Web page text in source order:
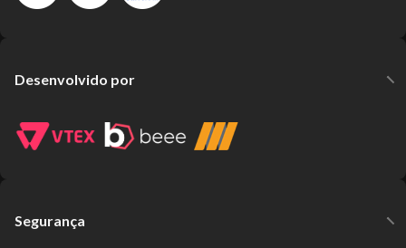
Desenvolvido por
Segurança